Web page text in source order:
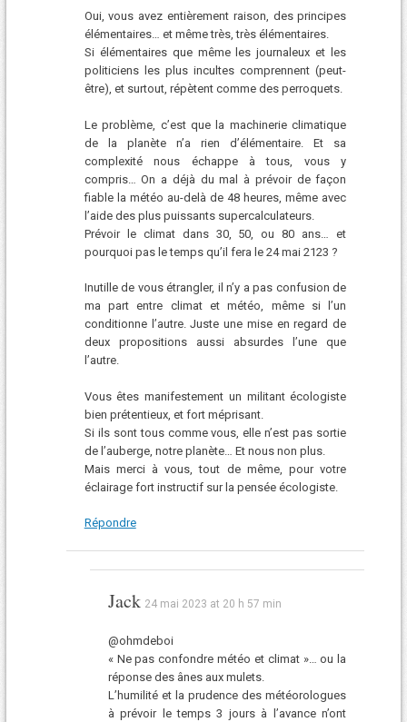
Oui, vous avez entièrement raison, des principes
élémentaires… et même très, très élémentaires.
Si élémentaires que même les journaleux et les
politiciens les plus incultes comprennent (peut-
être), et surtout, répètent comme des perroquets.
Le problème, c’est que la machinerie climatique
de la planète n’a rien d’élémentaire. Et sa
complexité nous échappe à tous, vous y
compris… On a déjà du mal à prévoir de façon
fiable la météo au-delà de 48 heures, même avec
l’aide des plus puissants supercalculateurs.
Prévoir le climat dans 30, 50, ou 80 ans… et
pourquoi pas le temps qu’il fera le 24 mai 2123 ?
Inutille de vous étrangler, il n’y a pas confusion de
ma part entre climat et météo, même si l’un
conditionne l’autre. Juste une mise en regard de
deux propositions aussi absurdes l’une que
l’autre.
Vous êtes manifestement un militant écologiste
bien prétentieux, et fort méprisant.
Si ils sont tous comme vous, elle n’est pas sortie
de l’auberge, notre planète… Et nous non plus.
Mais merci à vous, tout de même, pour votre
éclairage fort instructif sur la pensée écologiste.
Répondre
Jack 24 mai 2023 at 20 h 57 min
@ohmdeboi
« Ne pas confondre météo et climat »… ou la
réponse des ânes aux mulets.
L’humilité et la prudence des météorologues
à prévoir le temps 3 jours à l’avance n’ont